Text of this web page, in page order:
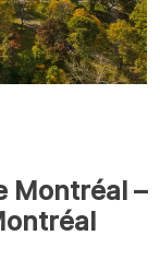
Montréal –